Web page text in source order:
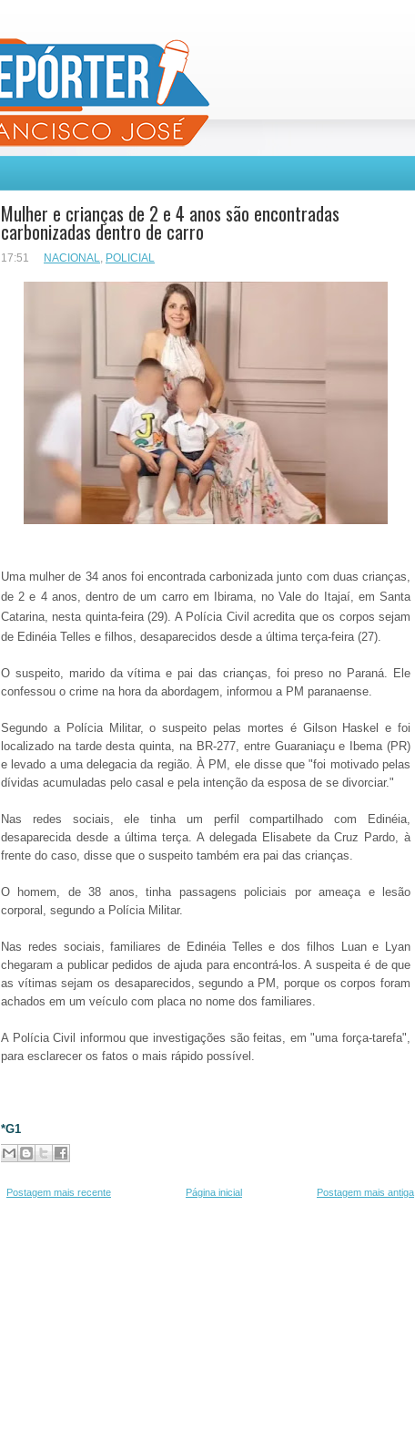
Mulher e crianças de 2 e 4 anos são encontradas
carbonizadas dentro de carro
17:51 NACIONAL, POLICIAL
Uma mulher de 34 anos foi encontrada carbonizada junto com duas crianças,
de 2 e 4 anos, dentro de um carro em Ibirama, no Vale do Itajaí, em Santa
Catarina, nesta quinta-feira (29). A Polícia Civil acredita que os corpos sejam
de Edinéia Telles e filhos, desaparecidos desde a última terça-feira (27).
O suspeito, marido da vítima e pai das crianças, foi preso no Paraná. Ele
confessou o crime na hora da abordagem, informou a PM paranaense.
Segundo a Polícia Militar, o suspeito pelas mortes é Gilson Haskel e foi
localizado na tarde desta quinta, na BR-277, entre Guaraniaçu e Ibema (PR)
e levado a uma delegacia da região. À PM, ele disse que "foi motivado pelas
dívidas acumuladas pelo casal e pela intenção da esposa de se divorciar."
Nas redes sociais, ele tinha um perfil compartilhado com Edinéia,
desaparecida desde a última terça. A delegada Elisabete da Cruz Pardo, à
frente do caso, disse que o suspeito também era pai das crianças.
O homem, de 38 anos, tinha passagens policiais por ameaça e lesão
corporal, segundo a Polícia Militar.
Nas redes sociais, familiares de Edinéia Telles e dos filhos Luan e Lyan
chegaram a publicar pedidos de ajuda para encontrá-los. A suspeita é de que
as vítimas sejam os desaparecidos, segundo a PM, porque os corpos foram
achados em um veículo com placa no nome dos familiares.
A Polícia Civil informou que investigações são feitas, em "uma força-tarefa",
para esclarecer os fatos o mais rápido possível.
*G1
Postagem mais recente Postagem mais antiga
Página inicial